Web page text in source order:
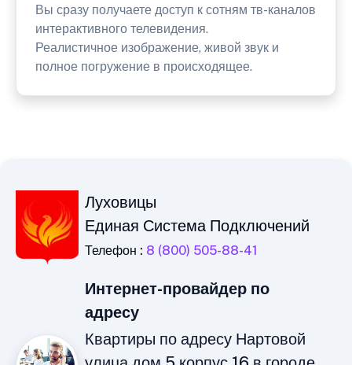
Вы сразу получаете доступ к сотням тв-каналов
интерактивного телевидения.
Реалистичное изображение, живой звук и
полное погружение в происходящее.
Луховицы
Единая Система Подключений
Телефон : 8 (800) 505-88-41
Интернет-провайдер по
адресу
Квартиры по адресу Нартовой